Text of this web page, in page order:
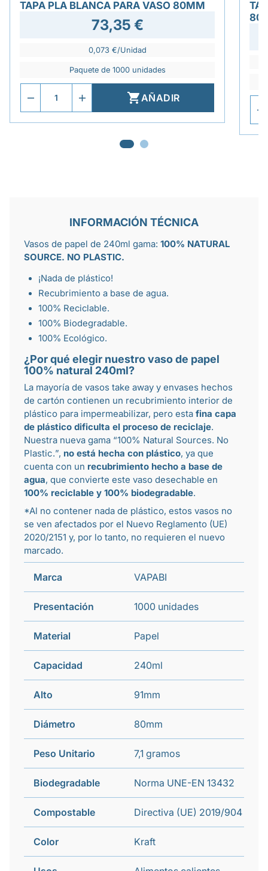
TAPA PLA BLANCA PARA VASO 80MM
73,35 €
0,073 €/Unidad
Paquete de 1000 unidades
AÑADIR
INFORMACIÓN TÉCNICA
Vasos de papel de 240ml gama: 100% NATURAL
SOURCE. NO PLASTIC.
¡Nada de plástico!
Recubrimiento a base de agua.
100% Reciclable.
100% Biodegradable.
100% Ecológico.
¿Por qué elegir nuestro vaso de papel
100% natural 240ml?
La mayoría de vasos take away y envases hechos
de cartón contienen un recubrimiento interior de
plástico para impermeabilizar, pero esta fina capa
de plástico dificulta el proceso de reciclaje.
Nuestra nueva gama “100% Natural Sources. No
Plastic.”, no está hecha con plástico, ya que
cuenta con un recubrimiento hecho a base de
agua, que convierte este vaso desechable en
100% reciclable y 100% biodegradable.
*Al no contener nada de plástico, estos vasos no
se ven afectados por el Nuevo Reglamento (UE)
2020/2151 y, por lo tanto, no requieren el nuevo
marcado.
Marca VAPABI
Presentación 1000 unidades
Material Papel
Capacidad 240ml
Alto 91mm
Diámetro 80mm
Peso Unitario 7,1 gramos
Biodegradable Norma UNE-EN 13432
Compostable Directiva (UE) 2019/904
Color Kraft